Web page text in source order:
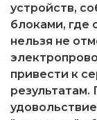
устройств,
блоками, где
нельзя не
привести к
результатам.